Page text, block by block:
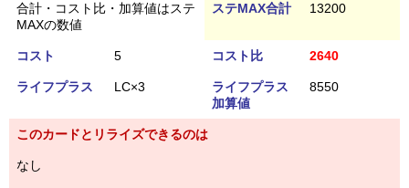
合計・コスト比・加算値はステ
MAXの数値
ステMAX合計 13200
コスト 5 コスト比 2640
ライフプラス LC×3
ライフプラス
加算値
8550
このカードとリライズできるのは
なし